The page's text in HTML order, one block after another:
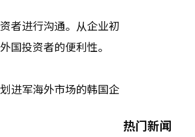
者进行沟通。从企业初
国投资者的便利性。
进军海外市场的韩国企
热门新闻